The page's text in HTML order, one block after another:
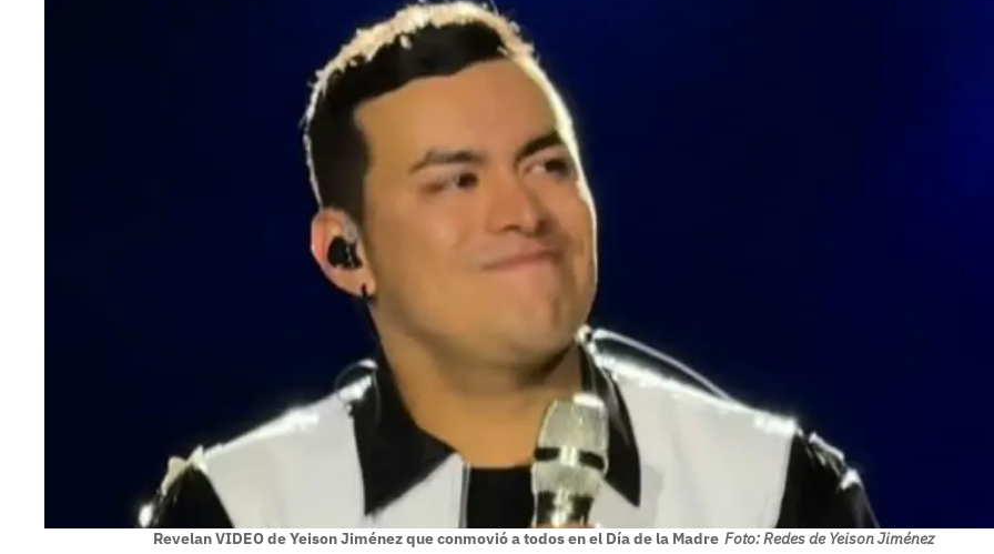
Revelan VIDEO de Yeison Jiménez que conmovió a todos en el Día de la Madre Foto: Redes de Yeison Jiménez